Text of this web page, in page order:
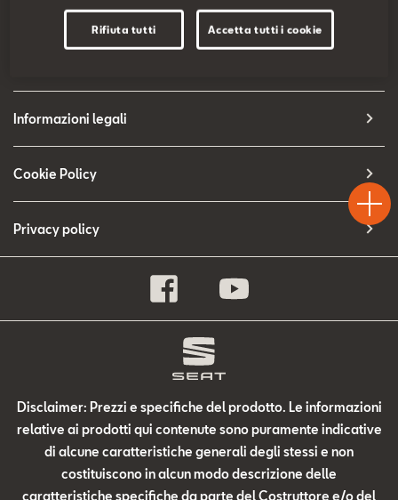
SEAT Usato Certificato
Contatti
Configuratore
EU Data Act
Informazioni legali
Cookie Policy
Privacy policy
Disclaimer: Prezzi e specifiche del prodotto. Le informazioni
relative ai prodotti qui contenute sono puramente indicative
di alcune caratteristiche generali degli stessi e non
costituiscono in alcun modo descrizione delle
caratteristiche specifiche da parte del Costruttore e/o del
Drive
Chiama
Rifiuta tutti Accetta tutti i cookie